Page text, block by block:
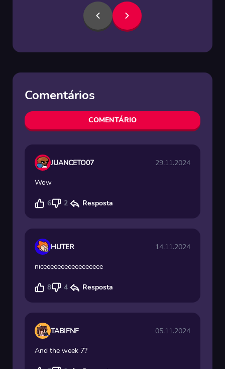
Comentários
COMENTÁRIO
JUANCETO07 29.11.2024
Wow
6 2 Resposta
HUTER 14.11.2024
niceeeeeeeeeeeeeeeee
8 4 Resposta
TABIFNF 05.11.2024
And the week 7?